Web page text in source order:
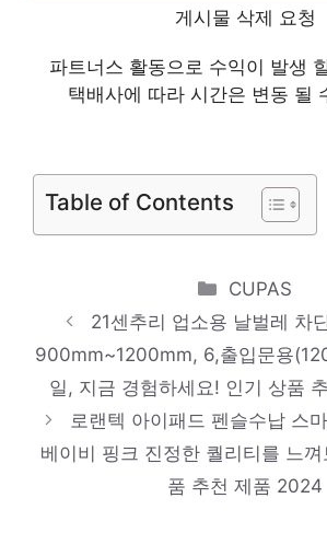
당신을 더 빛내줄 특별함 인기
빅쏘 레빅터프 변색방지 충격
제품 2024
품절임박! 지금 바로 찬스! 인
품 2024
LG전자 FHD 울트라기어 게
60.4cm,
품절임박! 지금 바로 찬스! 인
품 2024
Apple 2022 에어팟 3세대 유
게시물 삭제 요청
파트너스 활동으로 수익이 발생
택배사에 따라 시간은 변동 될
Table of Contents
Categories
CUPAS
21센추리 업소용 날벌레 차
900mm~1200mm, 6,출입문용
일, 지금 경험하세요! 인기 상품
로랜텍 아이패드 펜슬수납 스
베이비 핑크 진정한 퀄리티를 느
품 추천 제품 2024